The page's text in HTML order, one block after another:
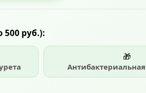
500 руб.):
🎁